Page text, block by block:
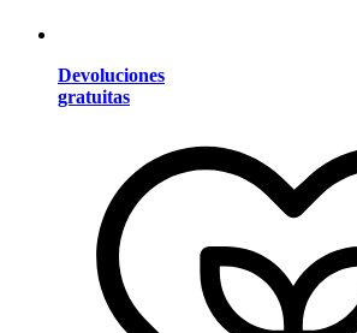
Devoluciones
gratuitas